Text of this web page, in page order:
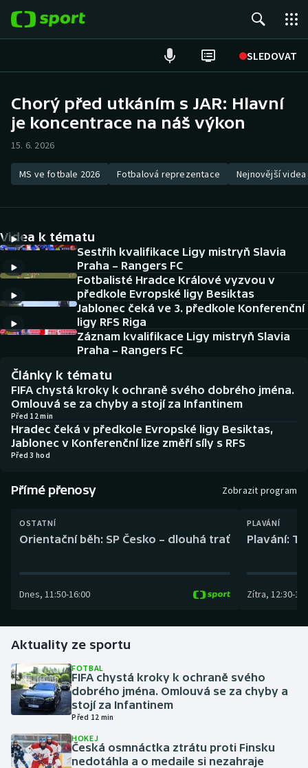
SLEDOVAT
Hokej
Atletika
DALŠÍ SPORTY
Americký fotbal
Baseball a softbal
Biatlon
Boby a skeleton
Box
Curling
Dostihy
Gymnastika
Házená
Jezdectví
Judo
NEPŘEHLÉDNĚTE
Historické návraty
Aplikace ČT sport
AZ kvíz
Chorý před utkáním s JAR: Hlavní
je koncentrace na náš výkon
15. 6. 2026
MS ve fotbale 2026 Fotbalová reprezentace Nejnovější videa
Videa k tématu
Sestřih kvalifikace Ligy mistryň Slavia
Praha – Rangers FC
Fotbalisté Hradce Králové vyzvou v
předkole Evropské ligy Besiktas
Jablonec čeká ve 3. předkole Konferenční
ligy RFS Riga
Záznam kvalifikace Ligy mistryň Slavia
Praha – Rangers FC
Články k tématu
FIFA chystá kroky k ochraně svého dobrého jména.
Omlouvá se za chyby a stojí za Infantinem
Před 12 min
Hradec čeká v předkole Evropské ligy Besiktas,
Jablonec v Konferenční lize změří síly s RFS
Před 3 hod
Přímé přenosy Zobrazit program
OSTATNÍ
Orientační běh: SP Česko – dlouhá trať
Dnes, 11:50-16:00
PLAVÁNÍ
Plavání:
Zítra, 12:30-
Aktuality ze sportu
FOTBAL
FIFA chystá kroky k ochraně svého
dobrého jména. Omlouvá se za chyby a
stojí za Infantinem
Před 12 min
HOKEJ
Česká osmnáctka ztrátu proti Finsku
nedotáhla a o medaile si nezahraje